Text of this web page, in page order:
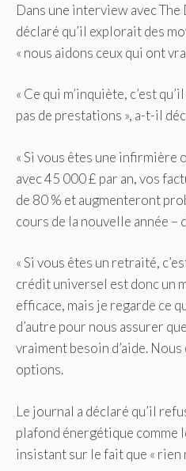
Dans une interview avec The
déclaré qu’il explorait des
« nous aidons ceux qui ont
« Ce qui m’inquiète, c’est
pas de prestations », a-t-il
« Si vous êtes une infirmière
avec 45 000 £ par an, vos
de 80 % et augmenteront
cours de la nouvelle année –
« Si vous êtes un retraité,
crédit universel est donc un
efficace, mais je regarde ce
d’autre pour nous assurer
vraiment besoin d’aide.
options.
Le journal a déclaré qu’il
plafond énergétique comme
insistant sur le fait que « rien